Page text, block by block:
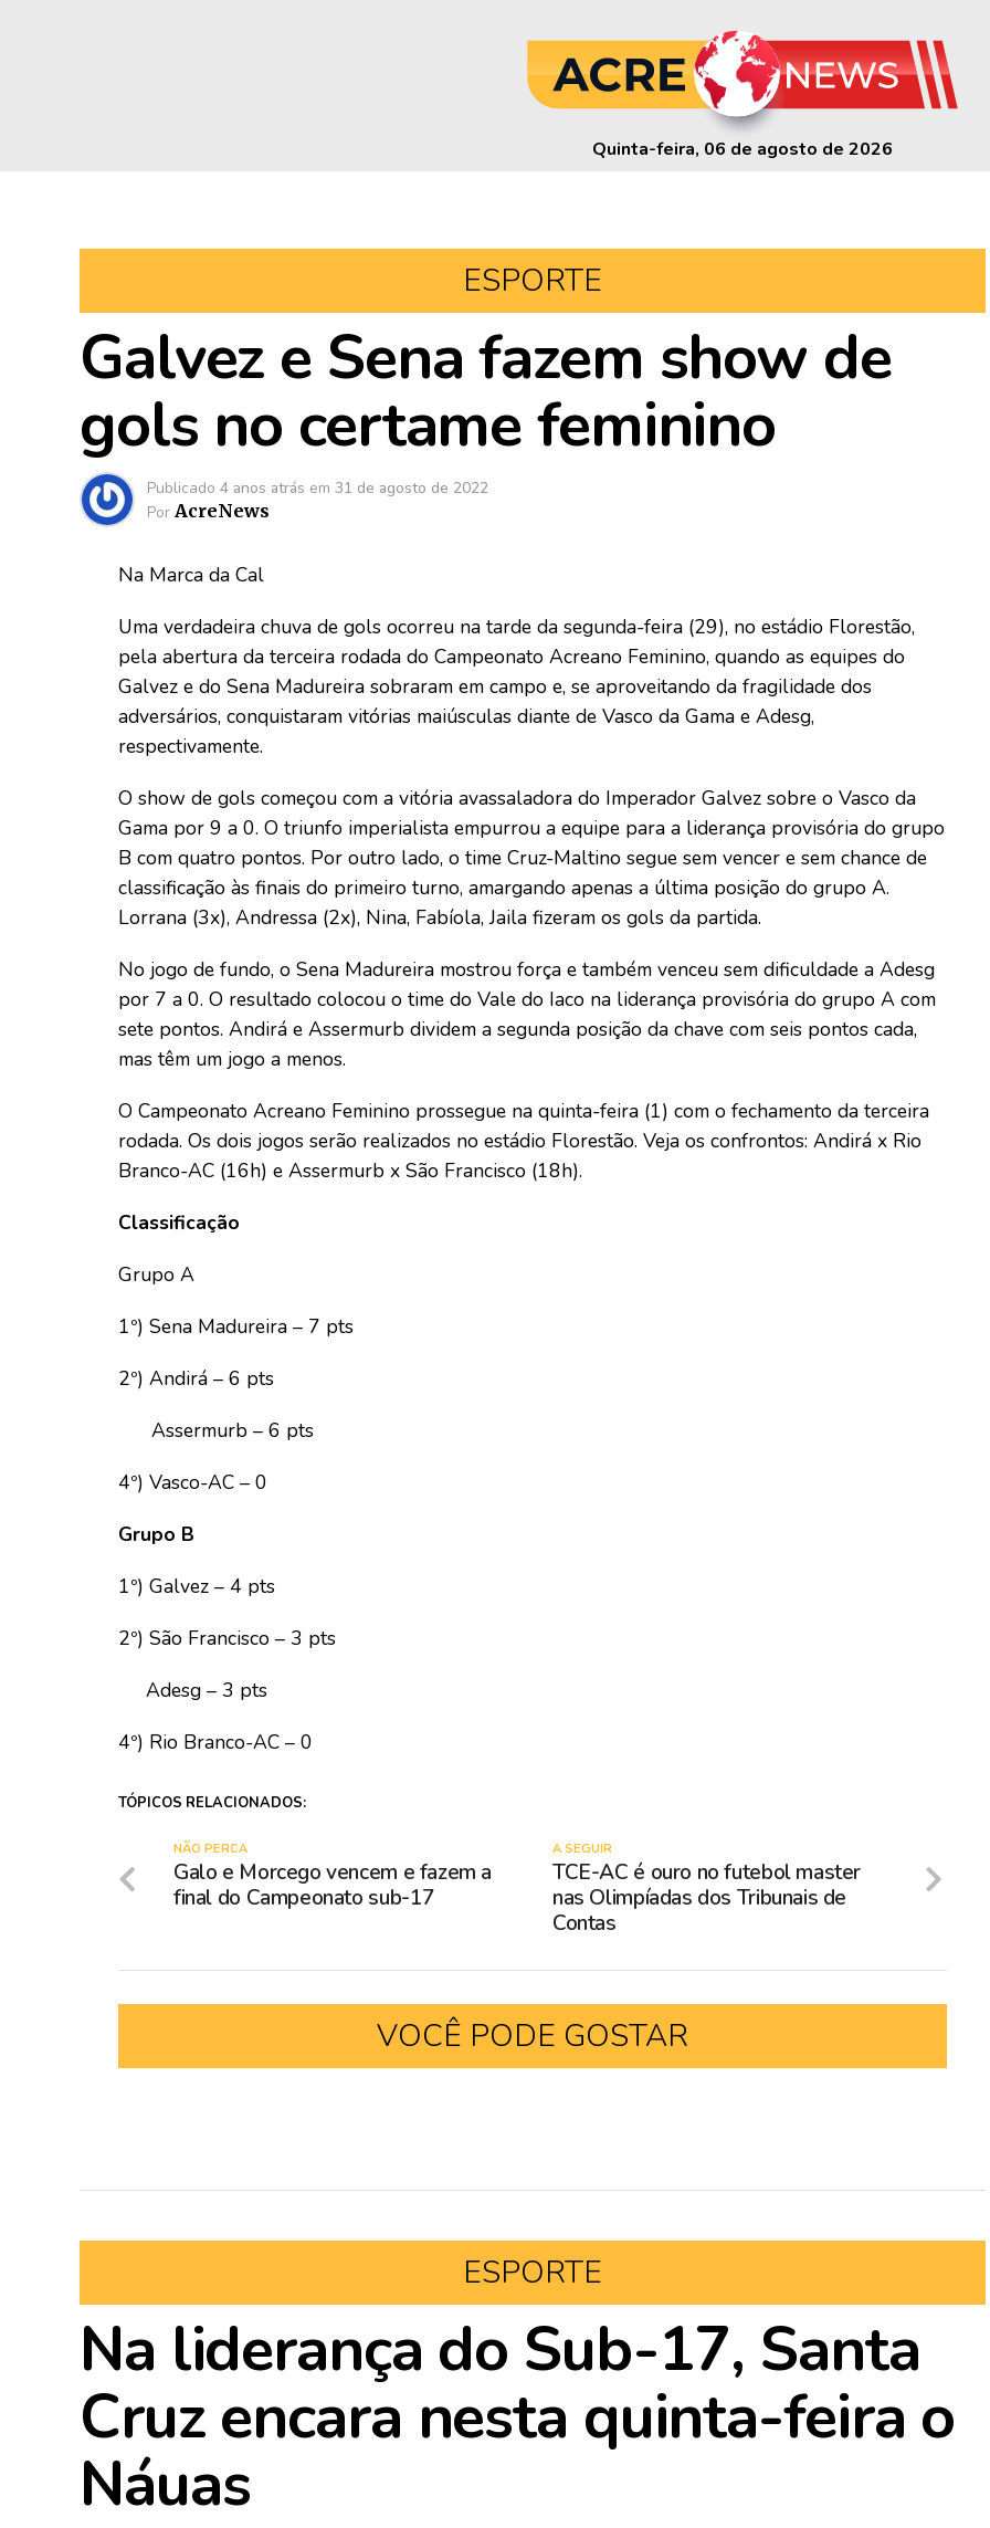
Quinta-feira, 06 de agosto de 2026
ESPORTE
Galvez e Sena fazem show de
gols no certame feminino
Publicado 4 anos atrás em 31 de agosto de 2022
Por AcreNews
Na Marca da Cal
Uma verdadeira chuva de gols ocorreu na tarde da segunda-feira (29), no estádio Florestão,
pela abertura da terceira rodada do Campeonato Acreano Feminino, quando as equipes do
Galvez e do Sena Madureira sobraram em campo e, se aproveitando da fragilidade dos
adversários, conquistaram vitórias maiúsculas diante de Vasco da Gama e Adesg,
respectivamente.
O show de gols começou com a vitória avassaladora do Imperador Galvez sobre o Vasco da
Gama por 9 a 0. O triunfo imperialista empurrou a equipe para a liderança provisória do grupo
B com quatro pontos. Por outro lado, o time Cruz-Maltino segue sem vencer e sem chance de
classificação às finais do primeiro turno, amargando apenas a última posição do grupo A.
Lorrana (3x), Andressa (2x), Nina, Fabíola, Jaila fizeram os gols da partida.
No jogo de fundo, o Sena Madureira mostrou força e também venceu sem dificuldade a Adesg
por 7 a 0. O resultado colocou o time do Vale do Iaco na liderança provisória do grupo A com
sete pontos. Andirá e Assermurb dividem a segunda posição da chave com seis pontos cada,
mas têm um jogo a menos.
O Campeonato Acreano Feminino prossegue na quinta-feira (1) com o fechamento da terceira
rodada. Os dois jogos serão realizados no estádio Florestão. Veja os confrontos: Andirá x Rio
Branco-AC (16h) e Assermurb x São Francisco (18h).
Classificação
Grupo A
1º) Sena Madureira – 7 pts
2º) Andirá – 6 pts
Assermurb – 6 pts
4º) Vasco-AC – 0
Grupo B
1º) Galvez – 4 pts
2º) São Francisco – 3 pts
Adesg – 3 pts
4º) Rio Branco-AC – 0
TÓPICOS RELACIONADOS:
A SEGUIR
TCE-AC é ouro no futebol master
nas Olimpíadas dos Tribunais de
Contas
NÃO PERCA
Galo e Morcego vencem e fazem a
final do Campeonato sub-17
VOCÊ PODE GOSTAR
ESPORTE
Na liderança do Sub-17, Santa
Cruz encara nesta quinta-feira o
Náuas